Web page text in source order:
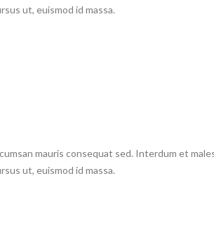
ut, euismod id massa.
mauris consequat sed. Interdum et
ut, euismod id massa.